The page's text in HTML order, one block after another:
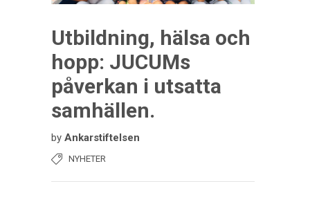
Utbildning, hälsa och
hopp: JUCUMs
påverkan i utsatta
samhällen.
by Ankarstiftelsen
NYHETER